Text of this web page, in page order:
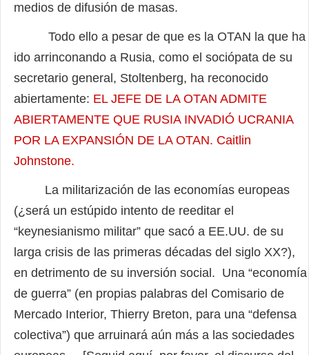
medios de difusión de masas.
Todo ello a pesar de que es la OTAN la que ha
ido arrinconando a Rusia, como el sociópata de su
secretario general, Stoltenberg, ha reconocido
abiertamente: EL JEFE DE LA OTAN ADMITE
ABIERTAMENTE QUE RUSIA INVADIÓ UCRANIA
POR LA EXPANSIÓN DE LA OTAN. Caitlin
Johnstone.
La militarización de las economías europeas
(¿será un estúpido intento de reeditar el
“keynesianismo militar” que sacó a EE.UU. de su
larga crisis de las primeras décadas del siglo XX?),
en detrimento de su inversión social. Una “economía
de guerra” (en propias palabras del Comisario de
Mercado Interior, Thierry Breton, para una “defensa
colectiva”) que arruinará aún más a las sociedades